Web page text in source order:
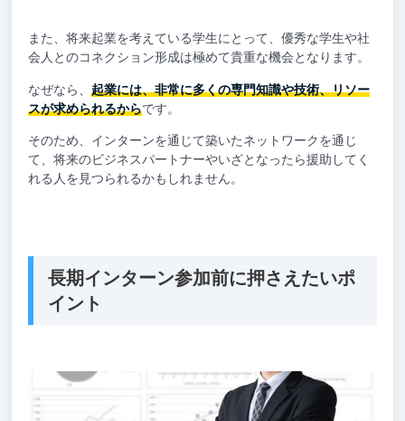
また、将来起業を考えている学生にとって、優秀な学生や社
会人とのコネクション形成は極めて貴重な機会となります。
なぜなら、 起業には、非常に多くの専門知識や技術、リソー
スが求められるからです。
そのため、インターンを通じて築いたネットワークを通じ
て、将来のビジネスパートナーやいざとなったら援助してく
れる人を見つられるかもしれません。
長期インターン参加前に押さえたいポ
イント